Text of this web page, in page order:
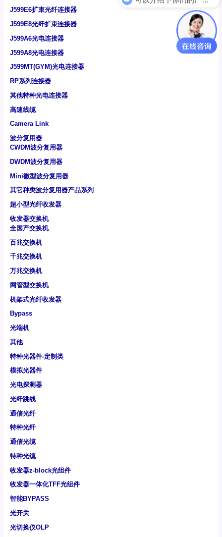
J599E6扩束光纤连接器
J599E8光纤扩束连接器
J599A6光电连接器
J599A8光电连接器
J599MT(GYM)光电连接器
RP系列连接器
其他特种光电连接器
高速线缆
Camera Link
波分复用器
CWDM波分复用器
DWDM波分复用器
Mini微型波分复用器
其它种类波分复用器产品系列
超小型光纤收发器
收发器交换机
全国产交换机
百兆交换机
千兆交换机
万兆交换机
网管型交换机
机架式光纤收发器
Bypass
光端机
其他
特种光器件-定制类
模拟光器件
光电探测器
光纤跳线
通信光纤
特种光纤
通信光缆
特种光缆
收发器z-block光组件
收发器一体化TFF光组件
智能BYPASS
光开关
光切换仪OLP